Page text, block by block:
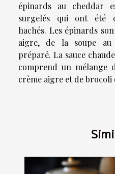
épinards au cheddar
surgelés qui ont été
hachés. Les épinards
aigre, de la soupe
préparé. La sauce
comprend un mélange
crème aigre et de brocoli